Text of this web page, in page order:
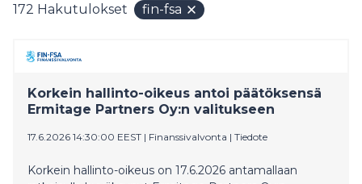
172 Hakutulokset fin-fsa
Korkein hallinto-oikeus antoi päätöksensä
Ermitage Partners Oy:n valitukseen
17.6.2026 14:30:00 EEST | Finanssivalvonta | Tiedote
Korkein hallinto-oikeus on 17.6.2026 antamallaan